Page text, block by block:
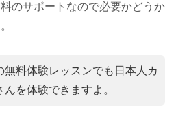
のサポートなので必要かどうか
無料体験レッスンでも日本人カ
んを体験できますよ。